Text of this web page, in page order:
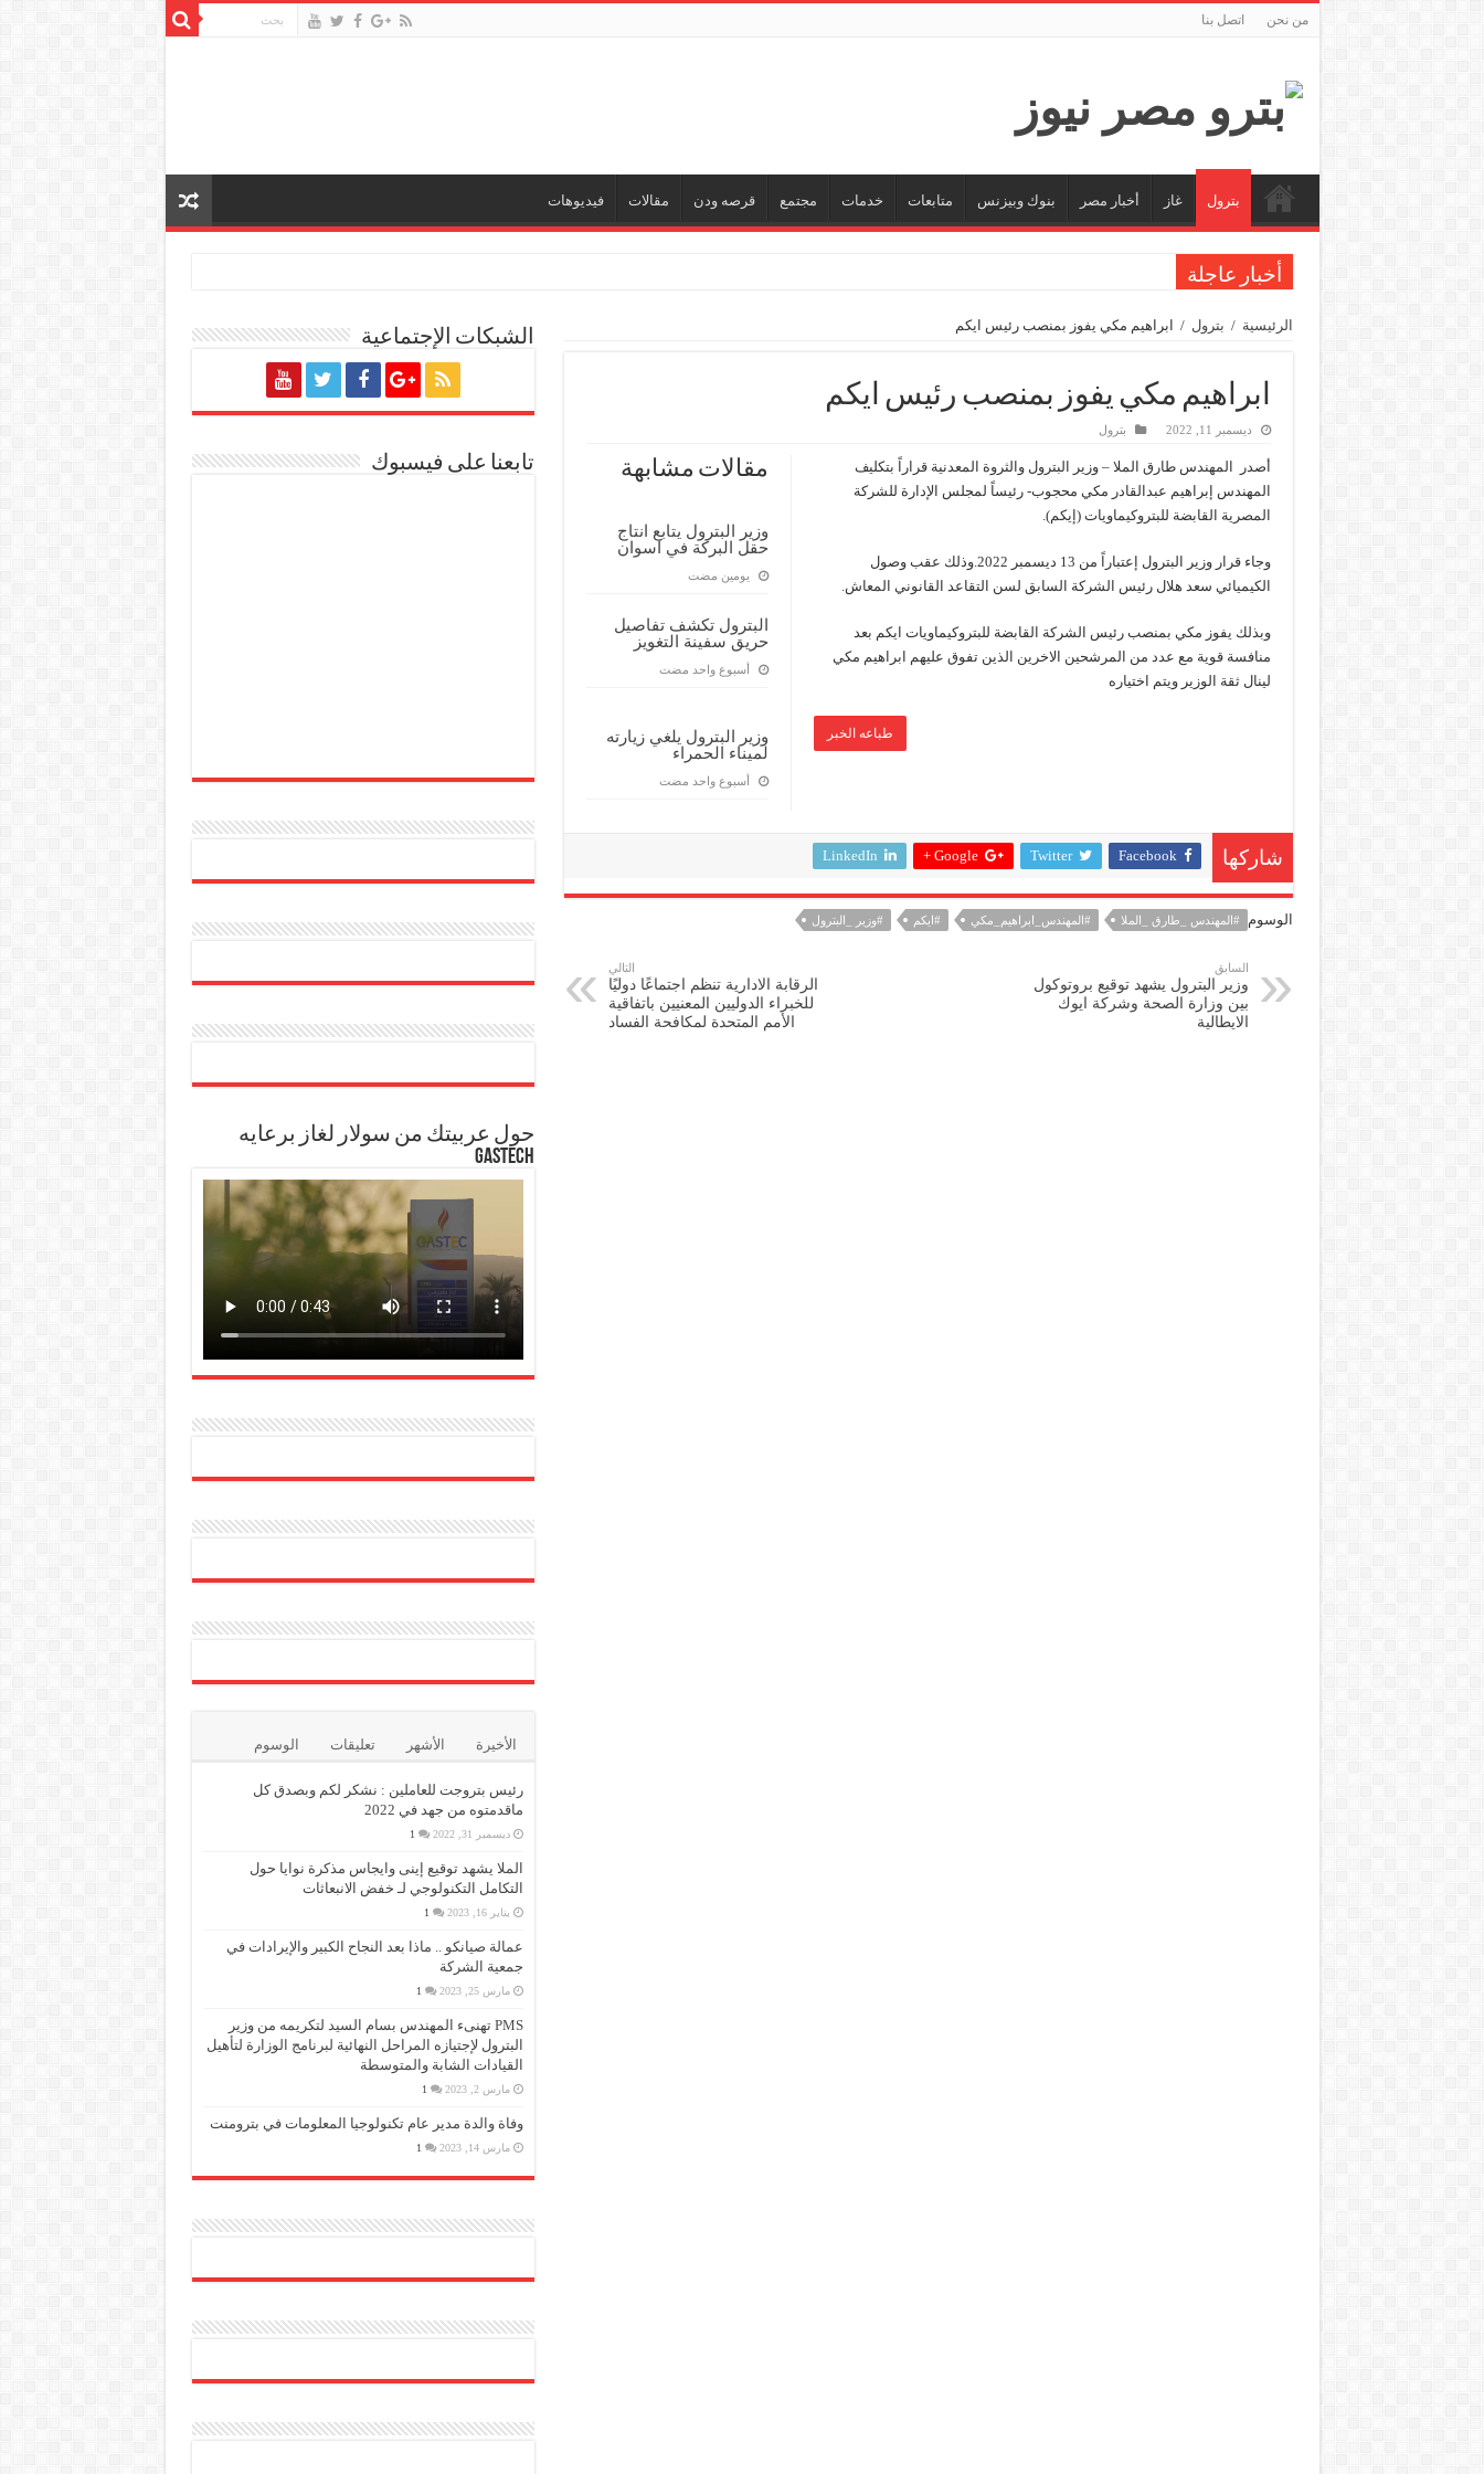
من نحن اتصل بنا
بترول غاز أخبار مصر بنوك وبيزنس متابعات خدمات مجتمع قرصه ودن مقالات فيديوهات
أخبار عاجلة
وزير البترول والثروة المعدنية يبحث مع إكسون موبيل العالمية آليات تنفيذ مذكرة التفاهم لربط اكتشافات الشركة في قبرص بالبنية التحتية المصرية
رئيسا العامة وبترومنت في زيارة لحقول ابوسنان
وزير البترول يتابع انتاج حقل البركة في اسوان
النيل للبترول» تحصد شهادة «ISO 39001» لنظام إدارة السلامة المرورية بجهود ذاتية
إنجاز بحري جديد … PMS تنهي أعمال إنزال الخطوط البحرية الثلاث بمشروع المرحلة الرابعة لتنمية حقل غاز كاموس البحري التابع لشركة شمال سيناء للبترول
الرئيسية / بترول / ابراهيم مكي يفوز بمنصب رئيس ايكم
ابراهيم مكي يفوز بمنصب رئيس ايكم
ديسمبر 11, 2022 بترول
مقالات مشابهة
وزير البترول يتابع انتاج
حقل البركة في اسوان
‏يومين مضت
البترول تكشف تفاصيل
حريق سفينة التغويز
‏أسبوع واحد مضت
وزير البترول يلغي زيارته
لميناء الحمراء
‏أسبوع واحد مضت
أصدر المهندس طارق الملا – وزير البترول والثروة المعدنية قراراً بتكليف
المهندس إبراهيم عبدالقادر مكي محجوب- رئيساً لمجلس الإدارة للشركة
المصرية القابضة للبتروكيماويات (إيكم).
وجاء قرار وزير البترول إعتباراً من 13 ديسمبر 2022.وذلك عقب وصول
الكيميائي سعد هلال رئيس الشركة السابق لسن التقاعد القانوني المعاش.
وبذلك يفوز مكي بمنصب رئيس الشركة القابضة للبتروكيماويات ايكم بعد
منافسة قوية مع عدد من المرشحين الاخرين الذين تفوق عليهم ابراهيم مكي
لينال ثقة الوزير ويتم اختياره
طباعه الخبر
شاركها Facebook
Twitter
Google +
LinkedIn
الوسوم #المهندس _طارق _الملا #المهندس_ابراهيم_مكي #ايكم #وزير _البترول
السابق
وزير البترول يشهد توقيع بروتوكول
بين وزارة الصحة وشركة ايوك
الايطالية
التالي
الرقابة الادارية تنظم اجتماعًا دوليًا
للخبراء الدوليين المعنيين باتفاقية
الأمم المتحدة لمكافحة الفساد
الشبكات الإجتماعية
تابعنا على فيسبوك
حول عربيتك من سولار لغاز برعايه
GASTECH
الأخيرة الأشهر تعليقات الوسوم
رئيس بتروجت للعاملين : نشكر لكم وبصدق كل
ماقدمتوه من جهد في 2022
ديسمبر 31, 2022 1
الملا يشهد توقيع إينى وايجاس مذكرة نوايا حول
التكامل التكنولوجي لـ خفض الانبعاثات
يناير 16, 2023 1
عمالة صيانكو .. ماذا بعد النجاح الكبير والإيرادات في
جمعية الشركة
مارس 25, 2023 1
PMS تهنىء المهندس بسام السيد لتكريمه من وزير
البترول لإجتيازه المراحل النهائية لبرنامج الوزارة لتأهيل
القيادات الشابة والمتوسطة
مارس 2, 2023 1
وفاة والدة مدير عام تكنولوجيا المعلومات في بترومنت
مارس 14, 2023 1